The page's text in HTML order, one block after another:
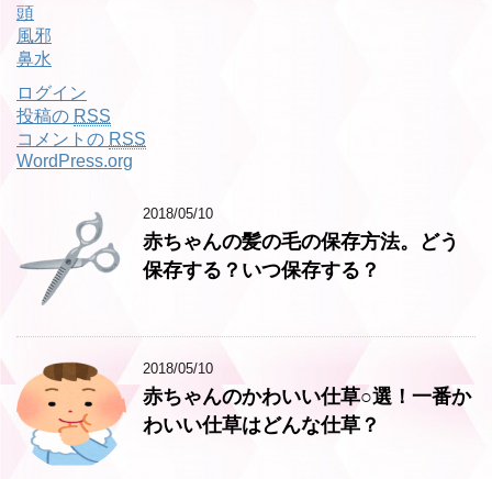
頭
風邪
鼻水
ログイン
投稿の RSS
コメントの RSS
WordPress.org
2018/05/10
赤ちゃんの髪の毛の保存方法。どう
保存する？いつ保存する？
2018/05/10
赤ちゃんのかわいい仕草○選！一番か
わいい仕草はどんな仕草？